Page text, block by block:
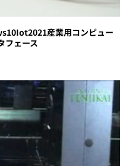
産業用コンピュー
フェース